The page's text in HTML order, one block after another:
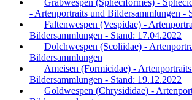
Grabwespen (Spheciformes) -
- Artenportraits und Bildersammlungen -
Faltenwespen (Vespidae) -
Bildersammlungen - Stand: 17.04.2022
Dolchwespen (Scoliidae) -
Bildersammlungen
Ameisen (Formicidae) -
Bildersammlungen - Stand: 19.12.2022
Goldwespen (Chrysididae) -